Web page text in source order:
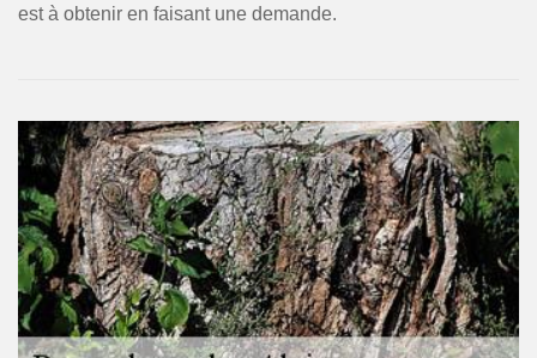
est à obtenir en faisant une demande.